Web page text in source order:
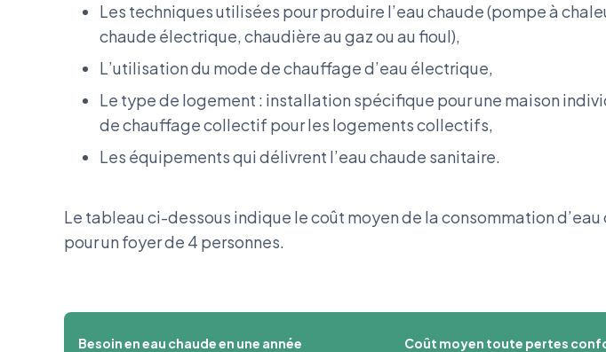
Les techniques utilisées pour produire l’eau chaude (pompe à
chaude électrique, chaudière au gaz ou au fioul),
L’utilisation du mode de chauffage d’eau électrique,
Le type de logement : installation spécifique pour une maison
de chauffage collectif pour les logements collectifs,
Les équipements qui délivrent l’eau chaude sanitaire.
Le tableau ci-dessous indique le coût moyen de la consommation
pour un foyer de 4 personnes.
Besoin en eau chaude en une année Coût moyen toute pertes